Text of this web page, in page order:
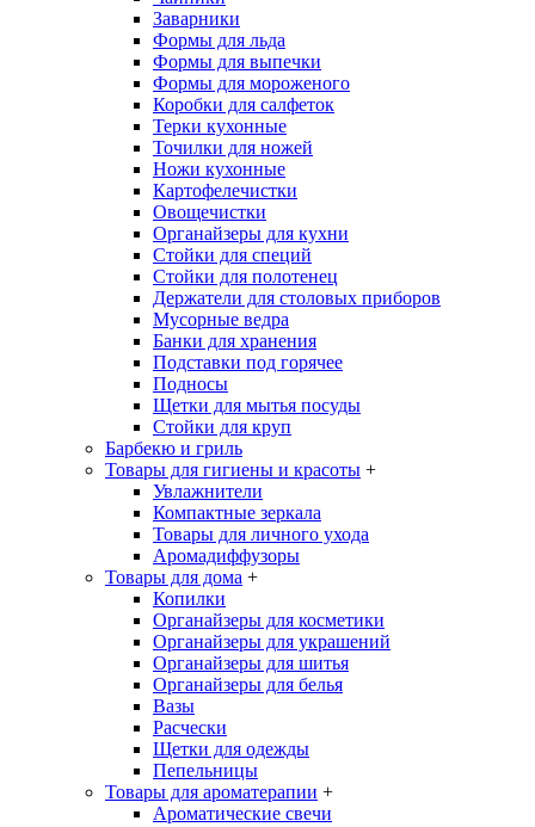
Заварники
Формы для льда
Формы для выпечки
Формы для мороженого
Коробки для салфеток
Терки кухонные
Точилки для ножей
Ножи кухонные
Картофелечистки
Овощечистки
Органайзеры для кухни
Стойки для специй
Стойки для полотенец
Держатели для столовых приборов
Мусорные ведра
Банки для хранения
Подставки под горячее
Подносы
Щетки для мытья посуды
Стойки для круп
Барбекю и гриль
Товары для гигиены и красоты +
Увлажнители
Компактные зеркала
Товары для личного ухода
Аромадиффузоры
Товары для дома +
Копилки
Органайзеры для косметики
Органайзеры для украшений
Органайзеры для шитья
Органайзеры для белья
Вазы
Расчески
Щетки для одежды
Пепельницы
Товары для ароматерапии +
Ароматические свечи